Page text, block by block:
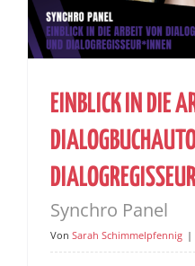
EINBLICK IN DIE
Synchro Panel
Von Sarah Schimmelpfennig |